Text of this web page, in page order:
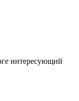
интересующий